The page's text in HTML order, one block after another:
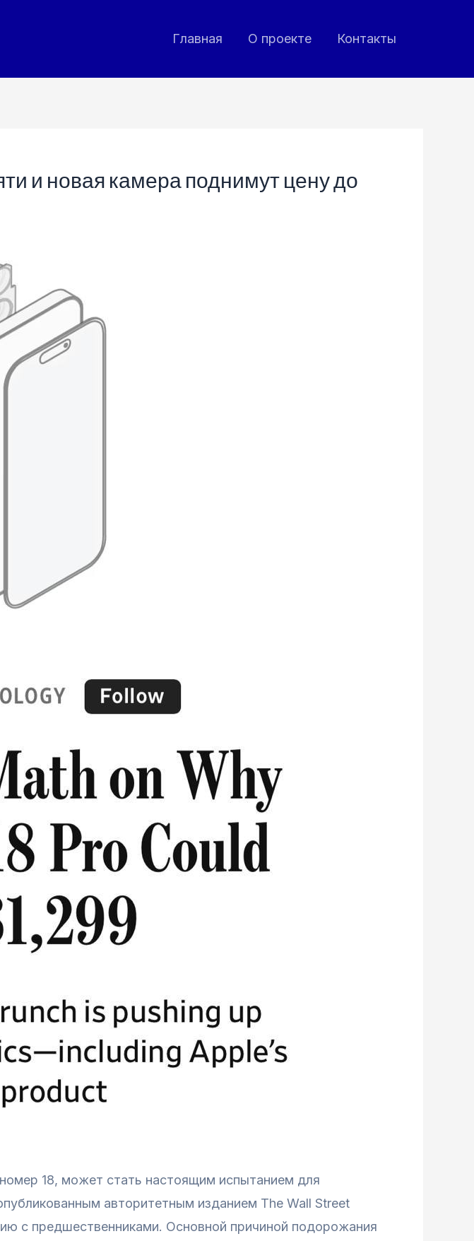
Главная О проекте Контакты
и новая камера поднимут цену до
18, может стать настоящим испытанием для
авторитетным изданием The Wall Street
с предшественниками. Основной причиной подорожания